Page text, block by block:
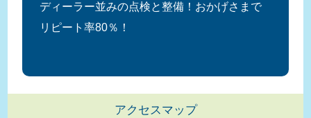
ディーラー並みの点検と整備！おかげさまで
リピート率80％！
アクセスマップ